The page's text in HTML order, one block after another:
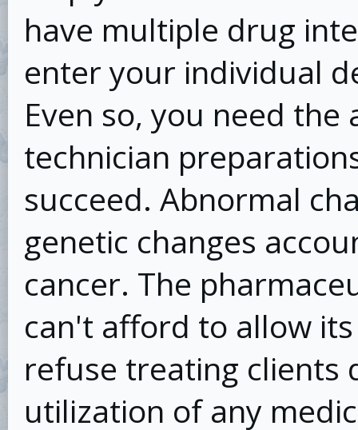
have multiple drug
enter your individual
Even so, you need
technician
succeed. Abnormal
genetic changes
cancer. The
can't afford to allow
refuse treating clients
utilization of any